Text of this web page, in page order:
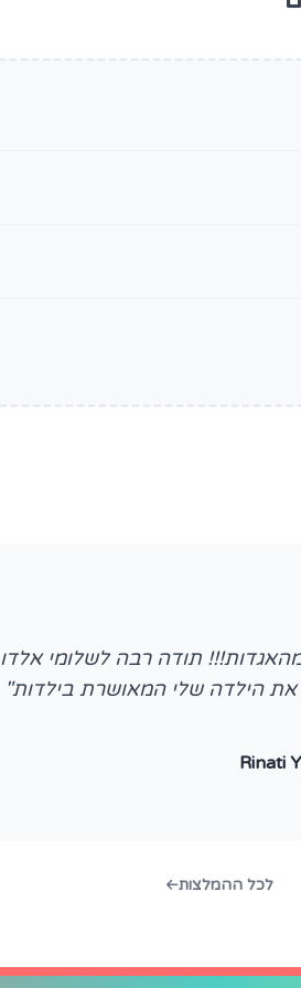
מהאגדות!!! תודה רבה לשלומי אלדו
הילדה שלי המאושרת בילדות"
Rinati
לכל ההמלצות